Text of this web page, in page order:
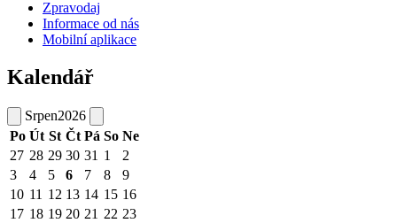
Zpravodaj
Informace od nás
Mobilní aplikace
Kalendář
Srpen2026
Po Út St Čt Pá So Ne
27 28 29 30 31 1
2
3
4 5 6 7 8
9
10 11 12 13 14 15 16
17 18 19 20 21 22 23